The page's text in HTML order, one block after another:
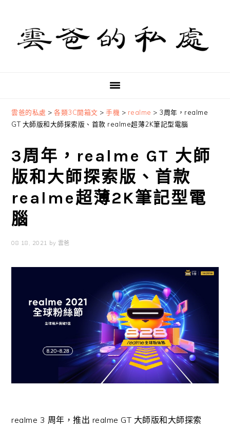
primary
navigation
content
primary
sidebar
雲爸的私處 >各類3C開箱文 >手機 > realme > 3周年，realme
GT 大師版和大師探索版、首款 realme超薄2K筆記型電腦
3周年，realme GT 大師
版和大師探索版、首款
realme超薄2K筆記型電
腦
08 18, 2021 by 雲爸
realme 3 周年，推出 realme GT 大師版和大師探索